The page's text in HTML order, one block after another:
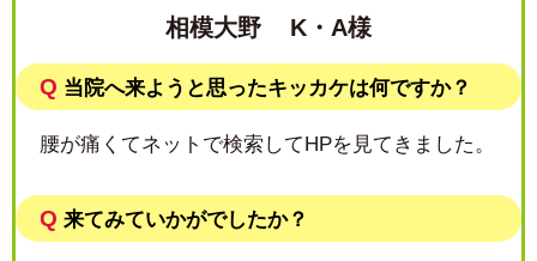
相模大野 K・A様
Q 当院へ来ようと思ったキッカケは何ですか？
腰が痛くてネットで検索してHPを見てきました。
Q 来てみていかがでしたか？